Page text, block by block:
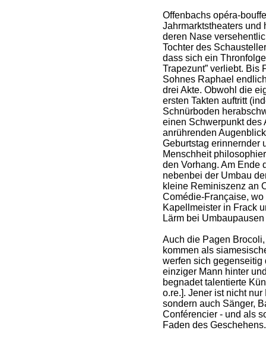
Offenbachs opéra-
Jahrmarktstheaters und
deren Nase
Tochter des
dass sich ein
Trapezunt” verliebt. Bis
Sohnes Raphael
drei Akte. Obwohl die
ersten Takten auftritt
Schnürboden
einen Schwerpunkt des
anrührenden
Geburtstag erinnernder
Menschheit
den Vorhang. Am Ende
nebenbei der Umbau
kleine Reminiszenz an
Comédie-Française,
Kapellmeister in Frack
Lärm bei
Auch die Pagen
kommen als
werfen sich
einziger Mann hinter
begnadet talentierte
o.re.]. Jener ist nicht
sondern auch Sänger,
Conférencier - und als
Faden des